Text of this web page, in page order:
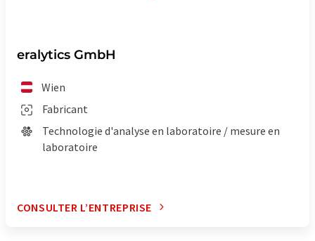
eralytics GmbH
Wien
Fabricant
Technologie d'analyse en laboratoire / mesure en
laboratoire
CONSULTER L’ENTREPRISE